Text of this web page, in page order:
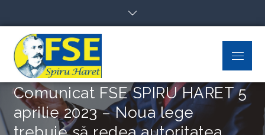
content
FSE Spiru Haret
Menu
Comunicat FSE SPIRU HARET 5
aprilie 2023 – Noua lege
trebuie să redea autoritatea